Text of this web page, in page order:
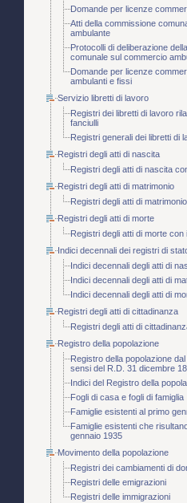
Domande per licenze
Atti della commissione
ambulante
Protocolli di deliberazione
comunale sul commercio
Domande per licenze
ambulanti e fissi
Servizio libretti di lavoro
Registri dei libretti di lavoro
fanciulli
Registri generali dei libretti di
Registri degli atti di nascita
Registri degli atti di nascita
Registri degli atti di matrimonio
Registri degli atti di
Registri degli atti di morte
Registri degli atti di morte con
Indici decennali dei registri di
Indici decennali degli atti di
Indici decennali degli atti di
Indici decennali degli atti di
Registri degli atti di cittadinanza
Registri degli atti di
Registro della popolazione
Registro della popolazione
sensi del R.D. 31 dicembre
Indici del Registro della
Fogli di casa e fogli di famiglia
Famiglie esistenti al primo
Famiglie esistenti che
gennaio 1935
Movimento della popolazione
Registri dei cambiamenti di
Registri delle emigrazioni
Registri delle immigrazioni